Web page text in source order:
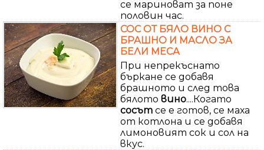
се мариноват за поне
половин час.
СОС ОТ БЯЛО ВИНО С
БРАШНО И МАСЛО ЗА
БЕЛИ МЕСА
При непрекъснато
бъркане се добавя
брашното и след това
бялото вино....Когато
сосът се е готов, се маха
от котлона и се добавя
лимоновият сок и сол на
вкус.